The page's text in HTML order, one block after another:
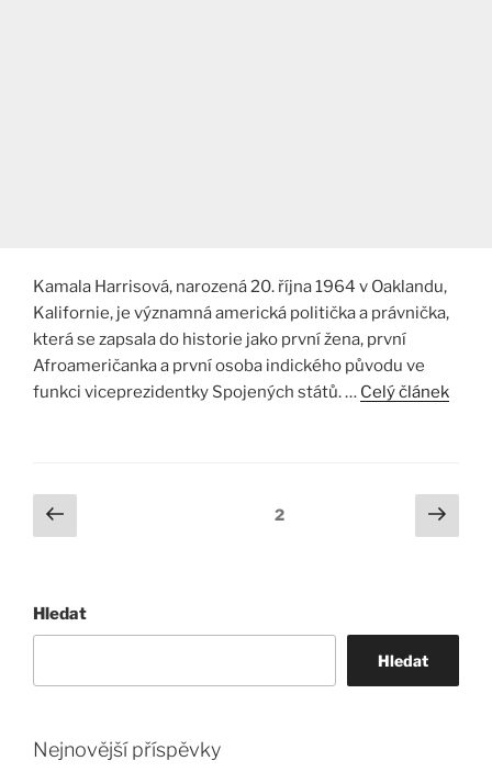
Kamala Harrisová, narozená 20. října 1964 v Oaklandu,
Kalifornie, je významná americká politička a právnička,
která se zapsala do historie jako první žena, první
Afroameričanka a první osoba indického původu ve
funkci viceprezidentky Spojených států. … Celý článek
Stránkování
příspěvků
Předchozí
stránka
Stránka:2
Další
Hledat
Hledat
Nejnovější příspěvky